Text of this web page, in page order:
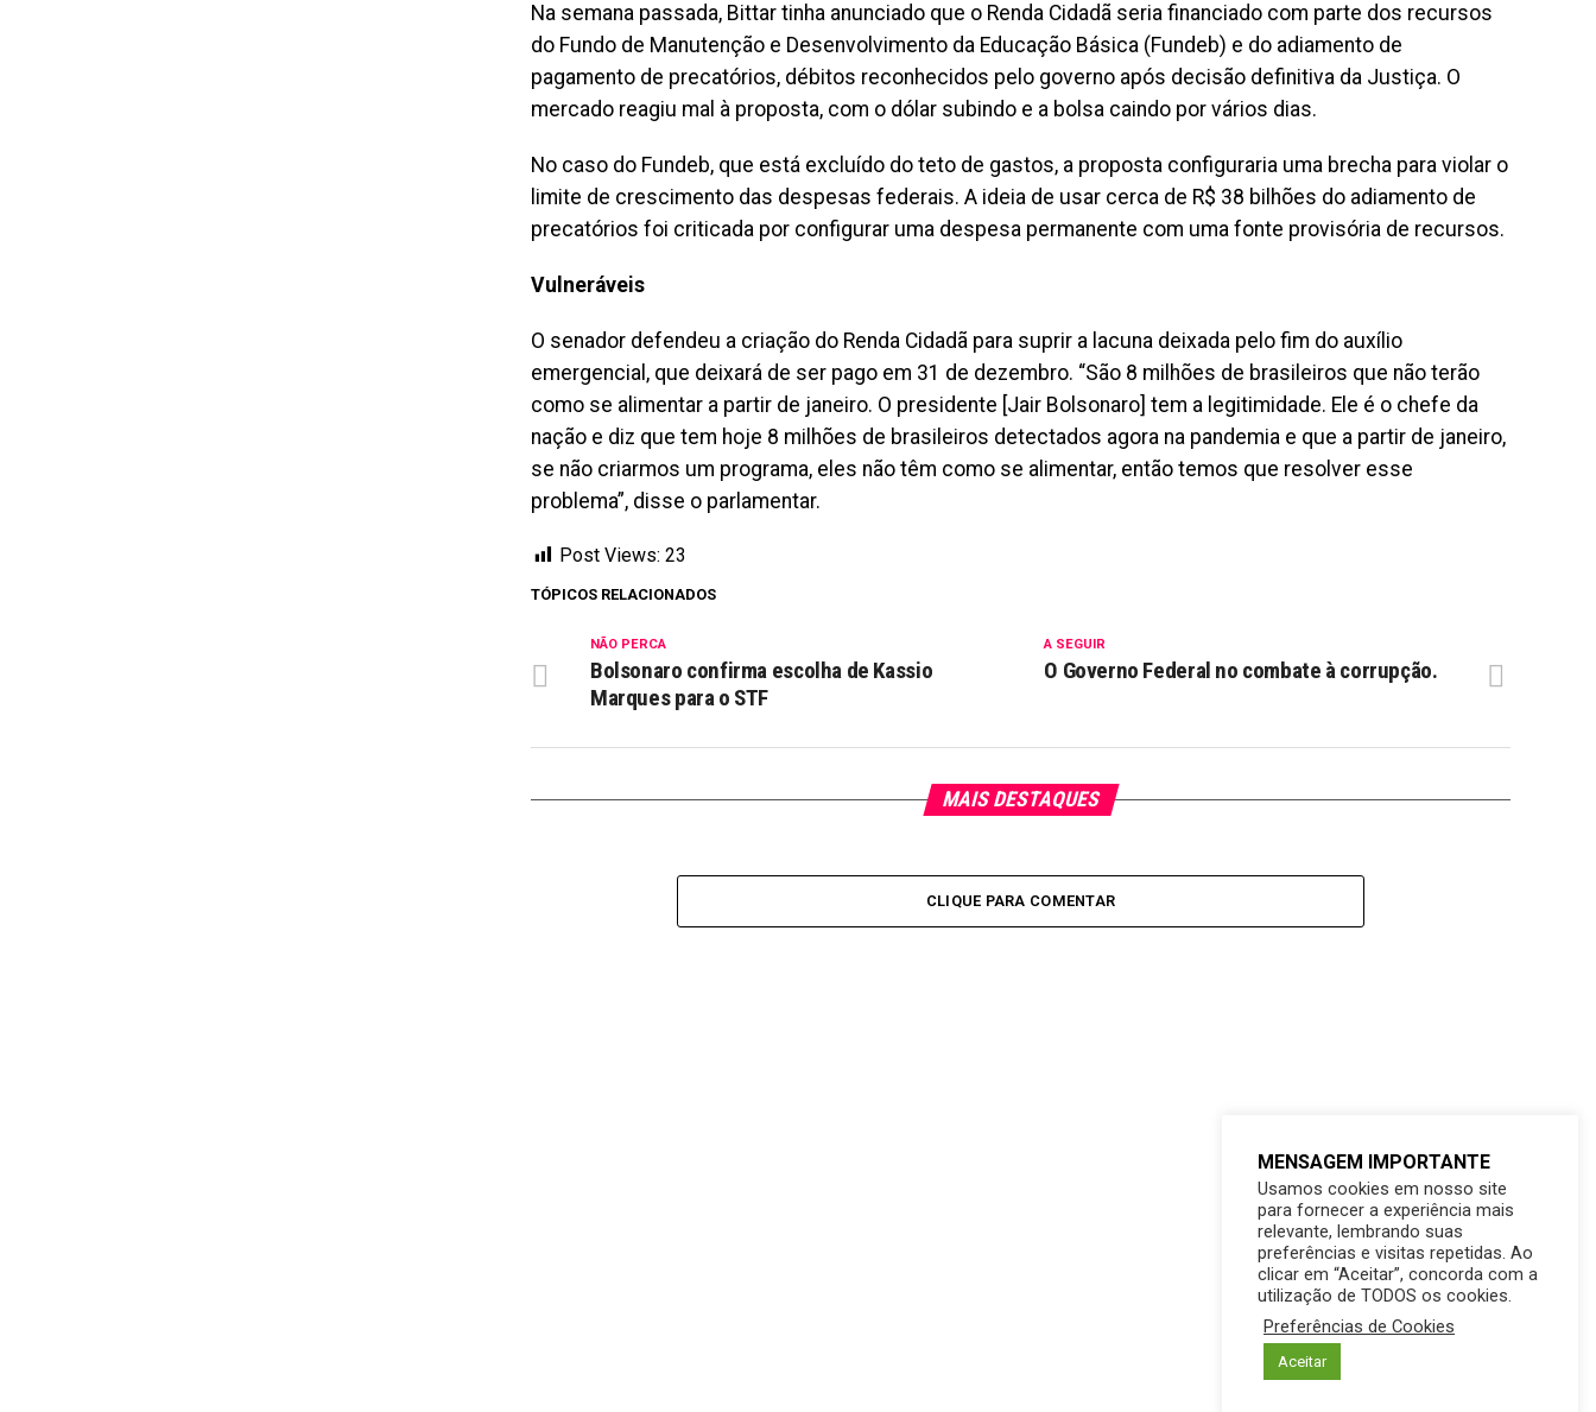
Na semana passada, Bittar tinha anunciado que o Renda Cidadã seria financiado com parte dos recursos
do Fundo de Manutenção e Desenvolvimento da Educação Básica (Fundeb) e do adiamento de
pagamento de precatórios, débitos reconhecidos pelo governo após decisão definitiva da Justiça. O
mercado reagiu mal à proposta, com o dólar subindo e a bolsa caindo por vários dias.
No caso do Fundeb, que está excluído do teto de gastos, a proposta configuraria uma brecha para violar o
limite de crescimento das despesas federais. A ideia de usar cerca de R$ 38 bilhões do adiamento de
precatórios foi criticada por configurar uma despesa permanente com uma fonte provisória de recursos.
Vulneráveis
O senador defendeu a criação do Renda Cidadã para suprir a lacuna deixada pelo fim do auxílio
emergencial, que deixará de ser pago em 31 de dezembro. “São 8 milhões de brasileiros que não terão
como se alimentar a partir de janeiro. O presidente [Jair Bolsonaro] tem a legitimidade. Ele é o chefe da
nação e diz que tem hoje 8 milhões de brasileiros detectados agora na pandemia e que a partir de janeiro,
se não criarmos um programa, eles não têm como se alimentar, então temos que resolver esse
problema”, disse o parlamentar.
Post Views: 23
TÓPICOS RELACIONADOS
A SEGUIR
O Governo Federal no combate à corrupção.
NÃO PERCA
Bolsonaro confirma escolha de Kassio
Marques para o STF
MAIS DESTAQUES
CLIQUE PARA COMENTAR
MENSAGEM IMPORTANTE
Usamos cookies em nosso site
para fornecer a experiência mais
relevante, lembrando suas
preferências e visitas repetidas. Ao
clicar em “Aceitar”, concorda com a
utilização de TODOS os cookies.
Preferências de Cookies
Aceitar